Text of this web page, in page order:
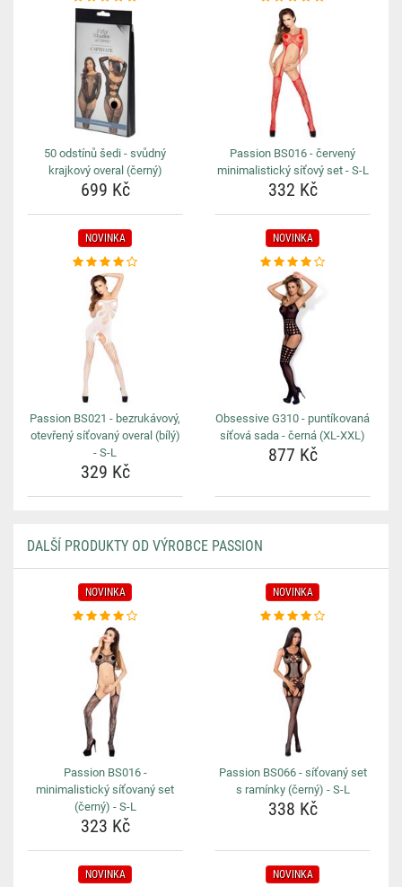
50 odstínů šedi - svůdný
krajkový overal (černý)
699 Kč
Passion BS016 - červený
minimalistický síťový set - S-L
332 Kč
NOVINKA
Passion BS021 - bezrukávový,
otevřený síťovaný overal (bílý)
- S-L
329 Kč
NOVINKA
Obsessive G310 - puntíkovaná
síťová sada - černá (XL-XXL)
877 Kč
DALŠÍ PRODUKTY OD VÝROBCE PASSION
NOVINKA
Passion BS016 -
minimalistický síťovaný set
(černý) - S-L
323 Kč
NOVINKA
Passion BS066 - síťovaný set
s ramínky (černý) - S-L
338 Kč
NOVINKA NOVINKA